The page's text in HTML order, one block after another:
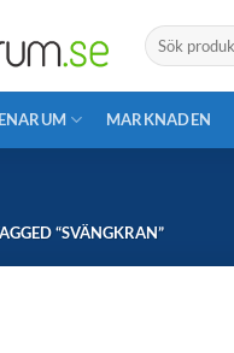
Search
for:
MARKNADEN
“SVÄNGKRAN”